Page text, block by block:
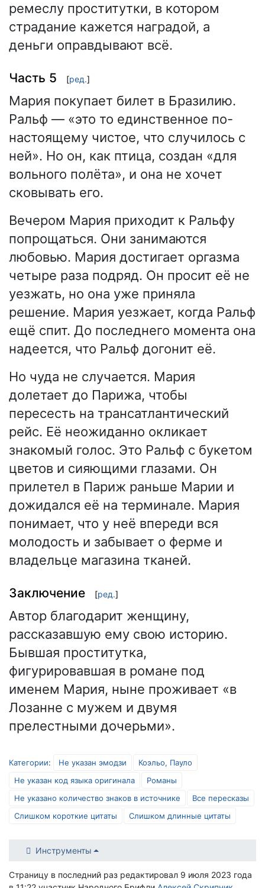
ремеслу проститутки, в котором
страдание кажется наградой, а
деньги оправдывают всё.
Часть 5 [ред.]
Мария покупает билет в Бразилию.
Ральф — «это то единственное по-
настоящему чистое, что случилось с
ней». Но он, как птица, создан «для
вольного полёта», и она не хочет
сковывать его.
Вечером Мария приходит к Ральфу
попрощаться. Они занимаются
любовью. Мария достигает оргазма
четыре раза подряд. Он просит её не
уезжать, но она уже приняла
решение. Мария уезжает, когда Ральф
ещё спит. До последнего момента она
надеется, что Ральф догонит её.
Но чуда не случается. Мария
долетает до Парижа, чтобы
пересесть на трансатлантический
рейс. Её неожиданно окликает
знакомый голос. Это Ральф с букетом
цветов и сияющими глазами. Он
прилетел в Париж раньше Марии и
дожидался её на терминале. Мария
понимает, что у неё впереди вся
молодость и забывает о ферме и
владельце магазина тканей.
Заключение [ред.]
Автор благодарит женщину,
рассказавшую ему свою историю.
Бывшая проститутка,
фигурировавшая в романе под
именем Мария, ныне проживает «в
Лозанне с мужем и двумя
прелестными дочерьми».
Категории: Не указан эмодзи
Коэльо, Пауло
Не указан код языка оригинала
Романы
Не указано количество знаков в источнике
Все пересказы
Слишком короткие цитаты
Слишком длинные цитаты
Инструменты
Страницу в последний раз редактировал 9 июля 2023 года